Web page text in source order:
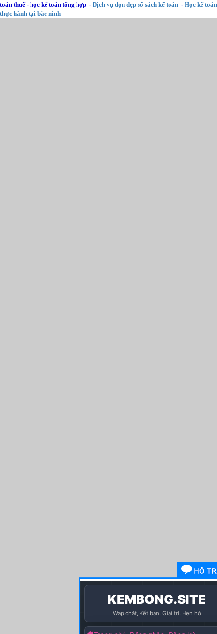
toán thuế- học kế toán tổng hợp - Dịch vụ dọn dẹp sổ sách kế toán - Học kế toán
thực hành tại bắc ninh